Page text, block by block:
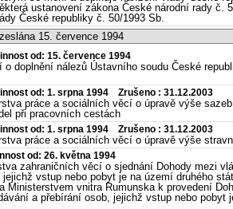
ustanovení zákona České národní rady
České republiky č. 50/1993 Sb.
15. července 1994
od: 15. července 1994
o doplnění nálezů Ústavního soudu České
od: 1. srpna 1994 Zrušeno : 31.12.2003
práce a sociálních věcí o úpravě výše
při pracovních cestách
od: 1. srpna 1994 Zrušeno : 31.12.2003
práce a sociálních věcí o úpravě výše
od: 26. května 1994
zahraničních věcí o sjednání Dohody mezi
vstup nebo pobyt je na území druhého
Ministerstvem vnitra Rumunska k provedení
a přebírání osob, jejichž vstup nebo